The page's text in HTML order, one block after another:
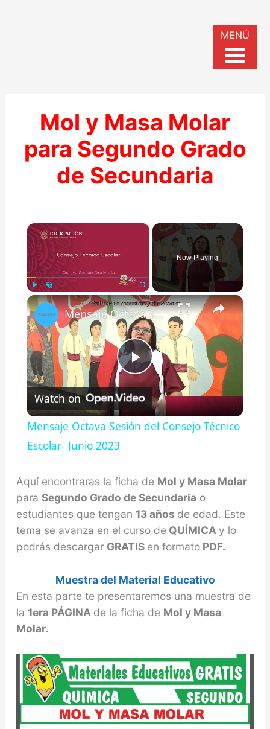
Mol y Masa Molar
para Segundo Grado
de Secundaria
×
Play Unmute Fullscreen
Now Playing
×
Play
Video
Mensaje Octava Sesión del Consejo Técnico Escolar- Junio 2023
Watch on
Mensaje Octava Sesión del Consejo Técnico
Escolar- Junio 2023
Aquí encontraras la ficha de Mol y Masa Molar
para Segundo Grado de Secundaria o
estudiantes que tengan 13 años de edad. Este
tema se avanza en el curso de QUÍMICA y lo
podrás descargar GRATIS en formatoPDF.
Muestra del Material Educativo
En esta parte te presentaremos una muestra de
la 1era PÁGINA de la ficha de Mol y Masa
Molar.
MENÚ